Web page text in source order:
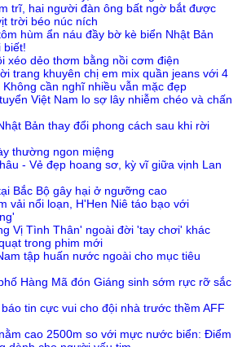
trĩ, hai người đàn ông bất ngờ bắt được
trời béo núc ních
hùm ẩn náu đầy bờ kè biển Nhật Bản
biết!
xéo dẻo thơm bằng nồi cơm điện
trang khuyên chị em mix quần jeans với 4
Không cần nghĩ nhiều vẫn mặc đẹp
Việt Nam lo sợ lây nhiễm chéo và chấn
Bản thay đổi phong cách sau khi rời
thường ngon miệng
- Vẻ đẹp hoang sơ, kỳ vĩ giữa vịnh Lan
Bắc Bộ gây hại ở ngưỡng cao
vải nổi loạn, H'Hen Niê táo bạo với
Vị Tình Thân' ngoài đời 'tay chơi' khác
trong phim mới
tập huấn nước ngoài cho mục tiêu
Hàng Mã đón Giáng sinh sớm rực rỡ sắc
tin cực vui cho đội nhà trước thềm AFF
cao 2500m so với mực nước biển: Điểm